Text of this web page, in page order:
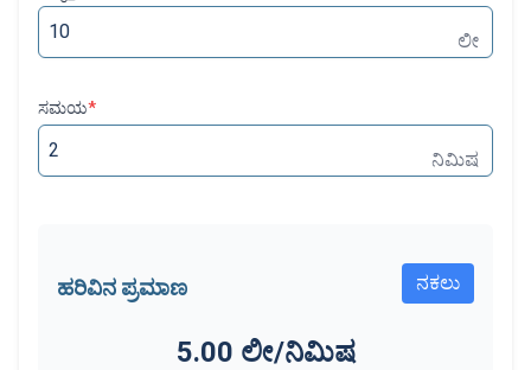
ಲೀ
ಸಮಯ*
ನಿಮಿಷ
ಹರಿವಿನ ಪ್ರಮಾಣ ನಕಲು
5.00 ಲೀ/ನಿಮಿಷ